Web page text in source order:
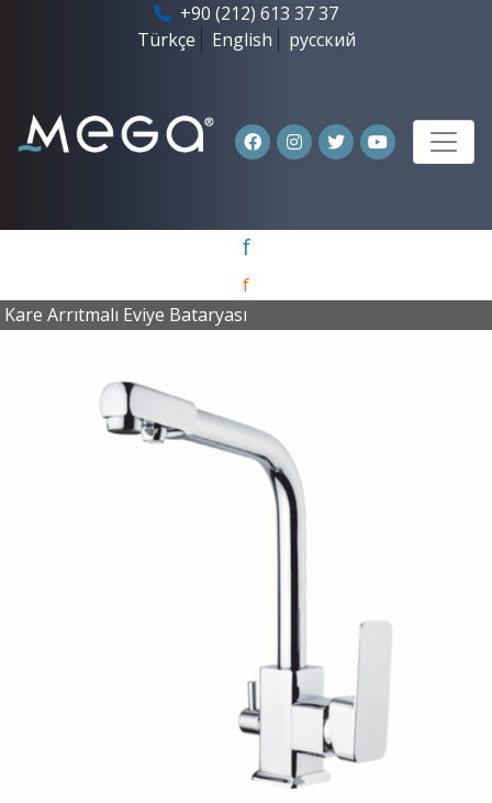
+90 (212) 613 37 37
Türkçe
English русский
f
f
Kare Arrıtmalı Eviye Bataryası